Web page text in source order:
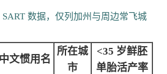
数据，仅列加州与周边常飞城
中文惯用名
所在城
市
<35 岁鲜胚
单胎活产率